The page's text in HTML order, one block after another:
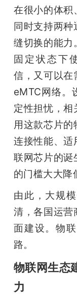
在很小的体积
同时支持两
缝切换的能力
固定状态下
信，又可以在
eMTC网络。
定性担忧，
用这款芯片的
连接性能、适
联网芯片的诞
的门槛大大降
由此，大规
清，各国运营
面建设。物
路。
物联网生态
力